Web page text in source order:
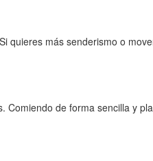
quieres más senderismo o
de forma sencilla y